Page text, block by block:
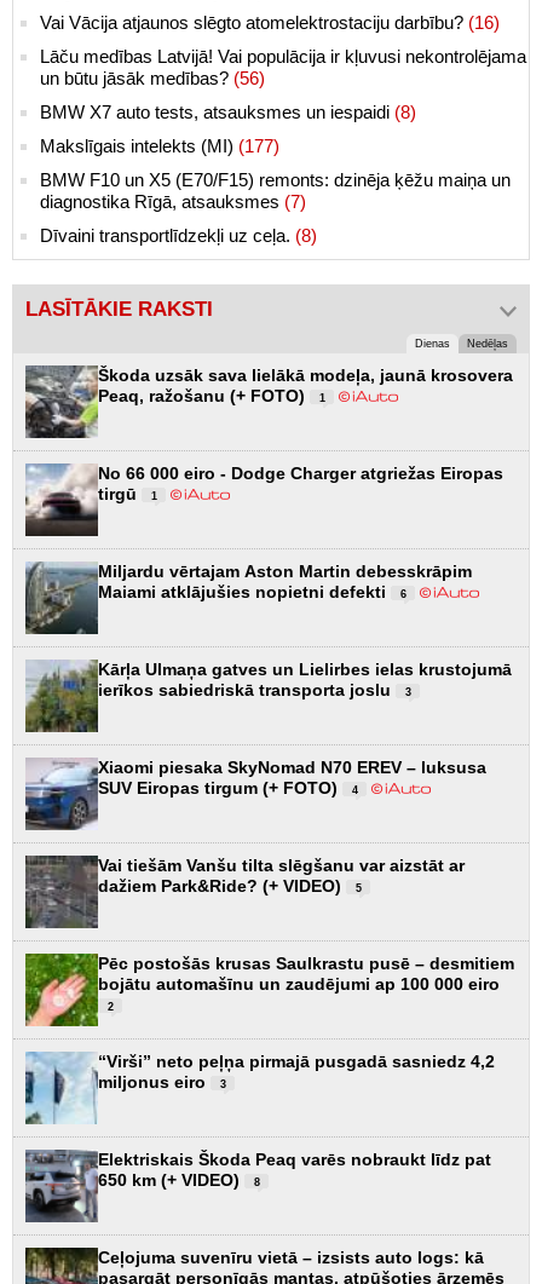
Vai Vācija atjaunos slēgto atomelektrostaciju darbību? (16)
Lāču medības Latvijā! Vai populācija ir kļuvusi nekontrolējama
un būtu jāsāk medības? (56)
BMW X7 auto tests, atsauksmes un iespaidi (8)
Makslīgais intelekts (MI) (177)
BMW F10 un X5 (E70/F15) remonts: dzinēja ķēžu maiņa un
diagnostika Rīgā, atsauksmes (7)
Dīvaini transportlīdzekļi uz ceļa. (8)
LASĪTĀKIE RAKSTI
Dienas Nedēļas
Škoda uzsāk sava lielākā modeļa, jaunā krosovera
Peaq, ražošanu (+ FOTO)
1
No 66 000 eiro - Dodge Charger atgriežas Eiropas
tirgū
1
Miljardu vērtajam Aston Martin debesskrāpim
Maiami atklājušies nopietni defekti
6
Kārļa Ulmaņa gatves un Lielirbes ielas krustojumā
ierīkos sabiedriskā transporta joslu
3
Xiaomi piesaka SkyNomad N70 EREV – luksusa
SUV Eiropas tirgum (+ FOTO)
4
Vai tiešām Vanšu tilta slēgšanu var aizstāt ar
dažiem Park&Ride? (+ VIDEO)
5
Pēc postošās krusas Saulkrastu pusē – desmitiem
bojātu automašīnu un zaudējumi ap 100 000 eiro
2
“Virši” neto peļņa pirmajā pusgadā sasniedz 4,2
miljonus eiro
3
Elektriskais Škoda Peaq varēs nobraukt līdz pat
650 km (+ VIDEO)
8
Ceļojuma suvenīru vietā – izsists auto logs: kā
pasargāt personīgās mantas, atpūšoties ārzemēs